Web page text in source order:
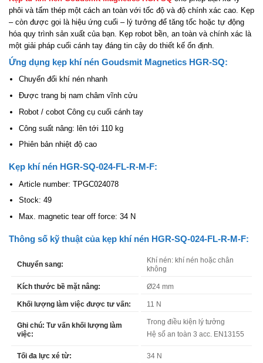
phôi và tấm thép một cách an toàn với tốc độ và độ chính xác cao. Kẹp
– còn được gọi là hiệu ứng cuối – lý tưởng để tăng tốc hoặc tự động
hóa quy trình sản xuất của bạn. Kẹp robot bền, an toàn và chính xác là
một giải pháp cuối cánh tay đáng tin cậy do thiết kế ổn định.
Ứng dụng kẹp khí nén Goudsmit Magnetics HGR-SQ:
Chuyển đổi khí nén nhanh
Được trang bị nam châm vĩnh cửu
Robot / cobot Công cụ cuối cánh tay
Công suất nâng: lên tới 110 kg
Phiên bản nhiệt độ cao
Kẹp khí nén HGR-SQ-024-FL-R-M-F:
Article number: TPGC024078
Stock: 49
Max. magnetic tear off force: 34 N
Thông số kỹ thuật của kẹp khí nén HGR-SQ-024-FL-R-M-F:
Chuyển sang:
Khí nén: khí nén hoặc chân
không
Kích thước bề mặt nâng: Ø24 mm
Khối lượng làm việc được tư vấn: 11 N
Ghi chú: Tư vấn khối lượng làm
việc:
Trong điều kiện lý tưởng
Hệ số an toàn 3 acc. EN13155
Tối đa lực xé từ: 34 N